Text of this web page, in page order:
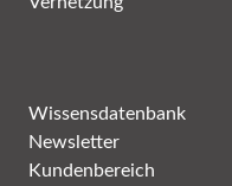
Wissensdatenbank
Newsletter
Kundenbereich